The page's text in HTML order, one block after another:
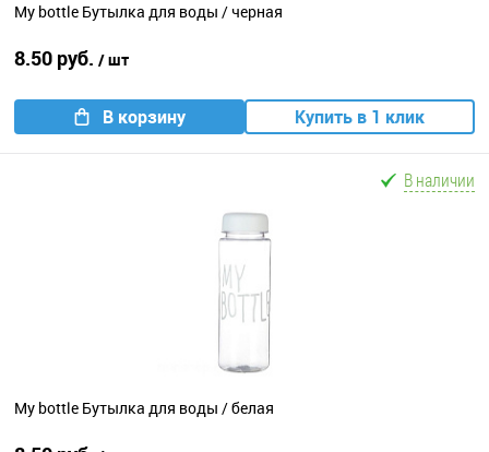
My bottle Бутылка для воды / черная
8.50 руб. / шт
В корзину Купить в 1 клик
В наличии
My bottle Бутылка для воды / белая